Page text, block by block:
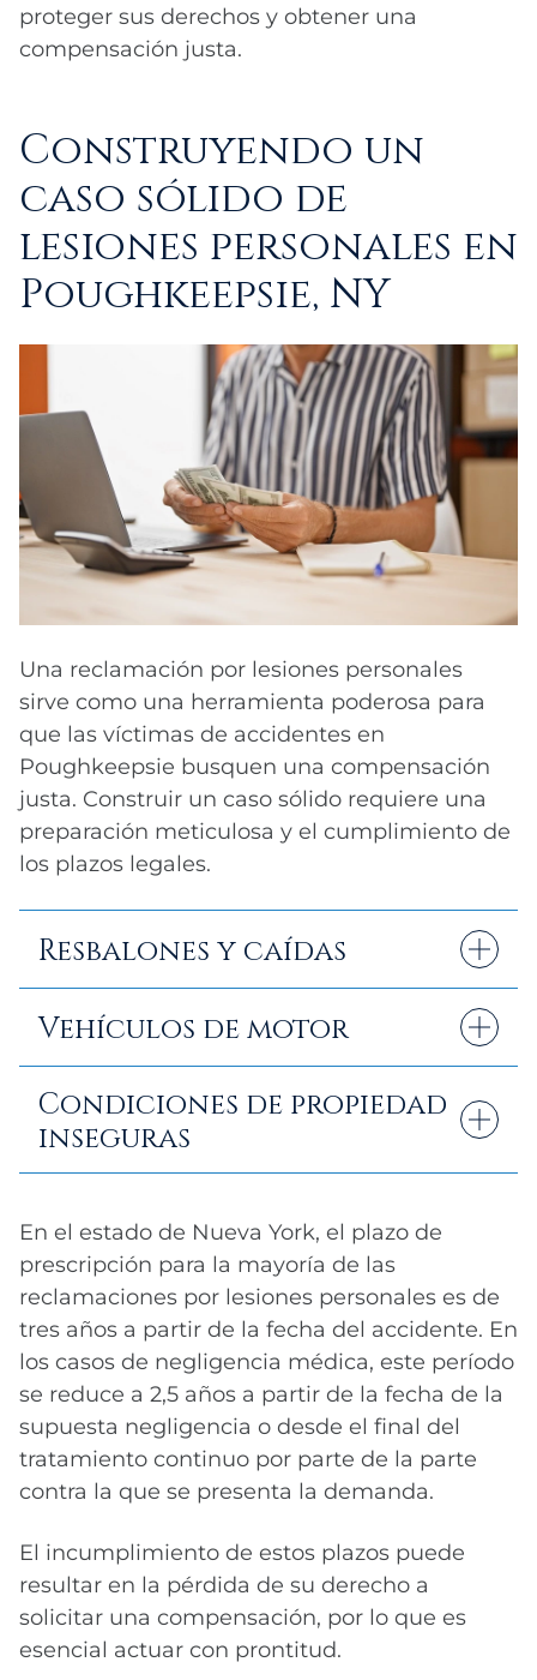
proteger sus derechos y obtener una
compensación justa.
Construyendo un
caso sólido de
lesiones personales en
Poughkeepsie, NY
Una reclamación por lesiones personales
sirve como una herramienta poderosa para
que las víctimas de accidentes en
Poughkeepsie busquen una compensación
justa. Construir un caso sólido requiere una
preparación meticulosa y el cumplimiento de
los plazos legales.
Resbalones y caídas
culpa de la otra parte con informes
policiales, declaraciones de testigos, fotos
de la escena del accidente y testimonios
de expertos.
Vehículos de motor
pérdidas sufridas.
Condiciones de propiedad
inseguras
talones de pago y las opiniones de los
expertos son esenciales para respaldar su
reclamación.
En el estado de Nueva York, el plazo de
prescripción para la mayoría de las
reclamaciones por lesiones personales es de
tres años a partir de la fecha del accidente. En
los casos de negligencia médica, este período
se reduce a 2,5 años a partir de la fecha de la
supuesta negligencia o desde el final del
tratamiento continuo por parte de la parte
contra la que se presenta la demanda.
El incumplimiento de estos plazos puede
resultar en la pérdida de su derecho a
solicitar una compensación, por lo que es
esencial actuar con prontitud.